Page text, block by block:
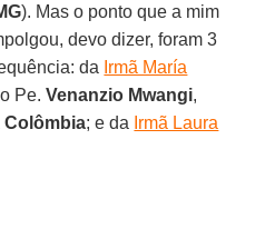
). Mas o ponto que a mim
devo dizer, foram 3
da Irmã María
Pe.Venanzio Mwangi,
Colômbia; e da Irmã Laura